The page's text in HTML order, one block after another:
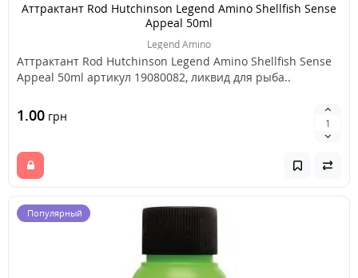
Аттрактант Rod Hutchinson Legend Amino Shellfish Sense
Appeal 50ml
Legend Amino
Аттрактант Rod Hutchinson Legend Amino Shellfish Sense
Appeal 50ml артикул 19080082, ликвид для рыба..
1.00 грн
Популярный